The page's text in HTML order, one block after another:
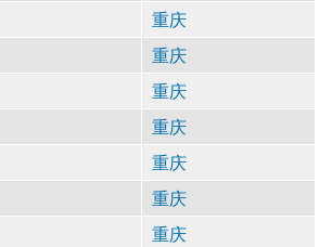
重庆
重庆
重庆
重庆
重庆
重庆
重庆